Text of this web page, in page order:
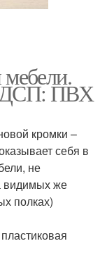
мебели.
ДСП: ПВХ
кромки –
себя в
не
видимых же
полках)